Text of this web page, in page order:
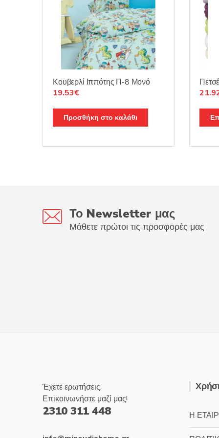
Κουβερλί Ιππότης Π-8 Μονό
Original
was:
30.59€.
19.53€Η
τιμή
είναι:
Προσθήκη στο καλάθι
was:
Το Newsletter μας
Μάθετε πρώτοι τις προσφορές μας
Έχετε ερωτήσεις;
Επικοινωνήστε μαζί μας!
2310 311 448 Η